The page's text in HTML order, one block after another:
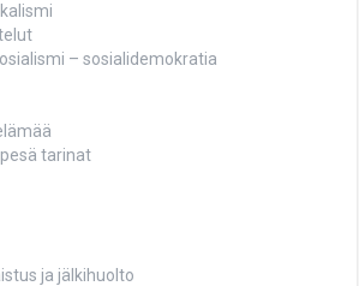
– sosialidemokratia
tarinat
ja jälkihuolto